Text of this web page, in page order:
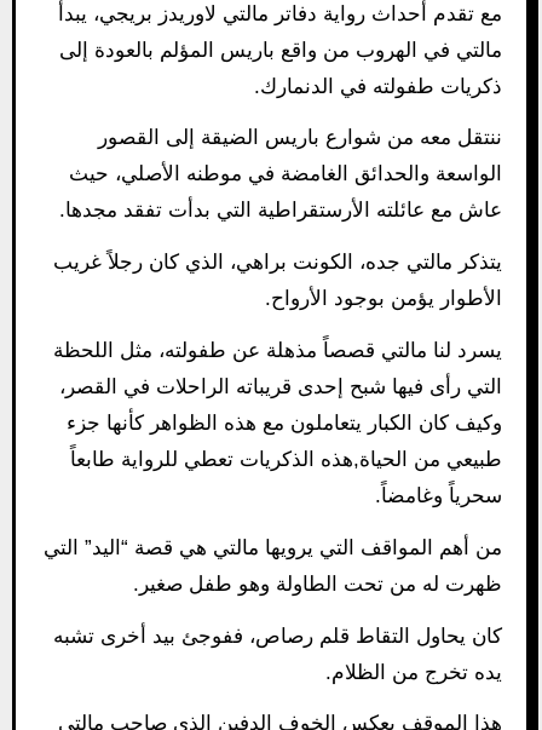
مع تقدم أحداث رواية دفاتر مالتي لاوريدز بريجي، يبدأ
مالتي في الهروب من واقع باريس المؤلم بالعودة إلى
ذكريات طفولته في الدنمارك.
ننتقل معه من شوارع باريس الضيقة إلى القصور
الواسعة والحدائق الغامضة في موطنه الأصلي، حيث
عاش مع عائلته الأرستقراطية التي بدأت تفقد مجدها.
يتذكر مالتي جده، الكونت براهي، الذي كان رجلاً غريب
الأطوار يؤمن بوجود الأرواح.
يسرد لنا مالتي قصصاً مذهلة عن طفولته، مثل اللحظة
التي رأى فيها شبح إحدى قريباته الراحلات في القصر،
وكيف كان الكبار يتعاملون مع هذه الظواهر كأنها جزء
طبيعي من الحياة,هذه الذكريات تعطي للرواية طابعاً
سحرياً وغامضاً.
من أهم المواقف التي يرويها مالتي هي قصة “اليد” التي
ظهرت له من تحت الطاولة وهو طفل صغير.
كان يحاول التقاط قلم رصاص، ففوجئ بيد أخرى تشبه
يده تخرج من الظلام.
هذا الموقف يعكس الخوف الدفين الذي صاحب مالتي